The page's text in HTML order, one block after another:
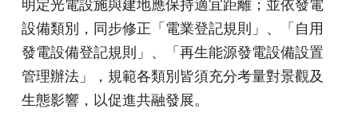
明定光電設施與建地應保持適宜距離；並依發電
設備類別，同步修正「電業登記規則」、「自用
發電設備登記規則」、「再生能源發電設備設置
管理辦法」，規範各類別皆須充分考量對景觀及
生態影響，以促進共融發展。